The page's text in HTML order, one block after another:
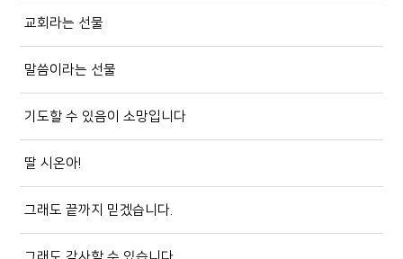
교회라는 선물
말씀이라는 선물
기도할 수 있음이 소망입니다
딸 시온아!
그래도 끝까지 믿겠습니다.